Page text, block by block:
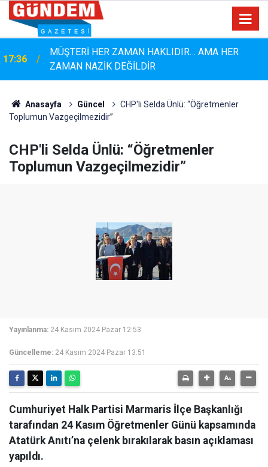
17:36
MÜŞTERİ HER ZAMAN HAKLIDIR… AMA HER
ZAMAN NAZİK DEĞİLDİR
Anasayfa Güncel
CHP'li Selda Ünlü: “Öğretmenler
Toplumun Vazgeçilmezidir”
CHP'li Selda Ünlü: “Öğretmenler
Toplumun Vazgeçilmezidir”
Yayınlanma: 24 Kasım 2024 Pazar 12:53
Güncelleme: 24 Kasım 2024 Pazar 13:51
Cumhuriyet Halk Partisi Marmaris İlçe Başkanlığı
tarafından 24 Kasım Öğretmenler Günü kapsamında
Atatürk Anıtı’na çelenk bırakılarak basın açıklaması
yapıldı.